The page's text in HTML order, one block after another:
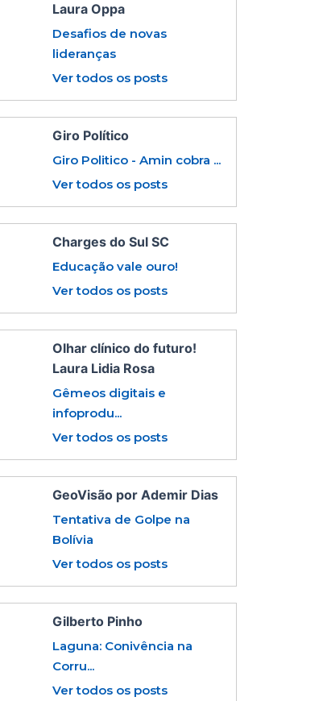
Laura Oppa
Desafios de novas
lideranças
Ver todos os posts
Giro Político
Giro Politico - Amin cobra ...
Ver todos os posts
Charges do Sul SC
Educação vale ouro!
Ver todos os posts
Olhar clínico do futuro!
Laura Lidia Rosa
Gêmeos digitais e
infoprodu...
Ver todos os posts
GeoVisão por Ademir Dias
Tentativa de Golpe na
Bolívia
Ver todos os posts
Gilberto Pinho
Laguna: Conivência na
Corru...
Ver todos os posts